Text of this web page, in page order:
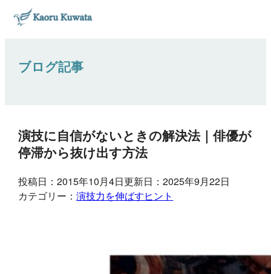
ブログ記事
演技に自信がないときの解決法｜俳優が
停滞から抜け出す方法
投稿日：2015年10月4日更新日：2025年9月22日
カテゴリー：演技力を伸ばすヒント